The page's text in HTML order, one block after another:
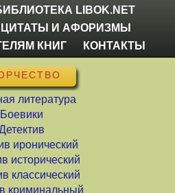
LIBOK.NET
ЦИТАТЫ И АФОРИЗМЫ
КНИГ
КОНТАКТЫ
литература
Боевики
иронический
исторический
классический
криминальный